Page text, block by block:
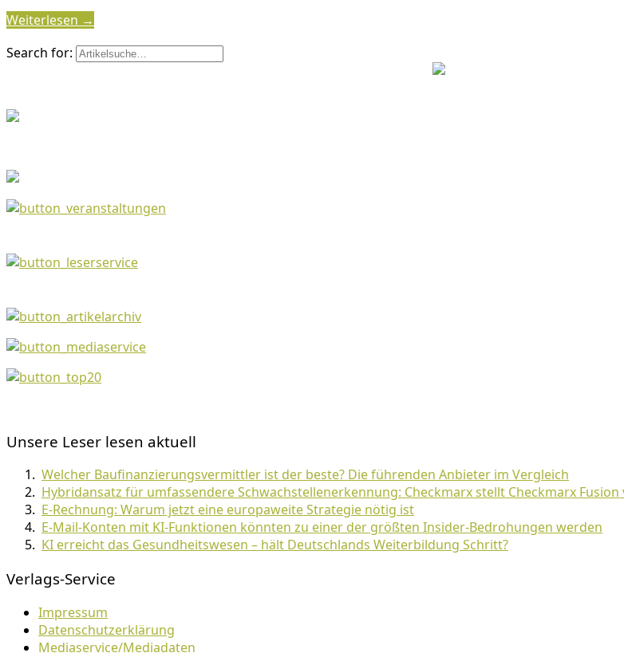
Weiterlesen →
Search for:
Unsere Leser lesen aktuell
Welcher Baufinanzierungsvermittler ist der beste? Die führenden Anbieter im Vergleich
Hybridansatz für umfassendere Schwachstellenerkennung: Checkmarx stellt Checkmarx Fusion
E-Rechnung: Warum jetzt eine europaweite Strategie nötig ist
E-Mail-Konten mit KI-Funktionen könnten zu einer der größten Insider-Bedrohungen werden
KI erreicht das Gesundheitswesen – hält Deutschlands Weiterbildung Schritt?
Verlags-Service
Impressum
Datenschutzerklärung
Mediaservice/Mediadaten